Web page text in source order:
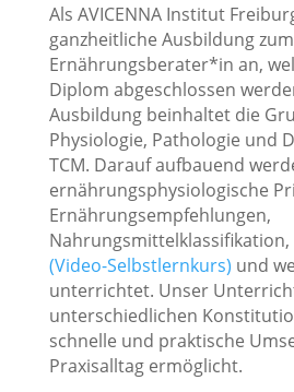
Als AVICENNA Institut
ganzheitliche Ausbildung
Ernährungsberater*in an,
Diplom abgeschlossen
Ausbildung beinhaltet die
Physiologie, Pathologie und
TCM. Darauf aufbauend
ernährungsphysiologische
Ernährungsempfehlungen,
Nahrungsmittelklassifikation,
(Video-Selbstlernkurs) und
unterrichtet. Unser
unterschiedlichen
schnelle und praktische
Praxisalltag ermöglicht.